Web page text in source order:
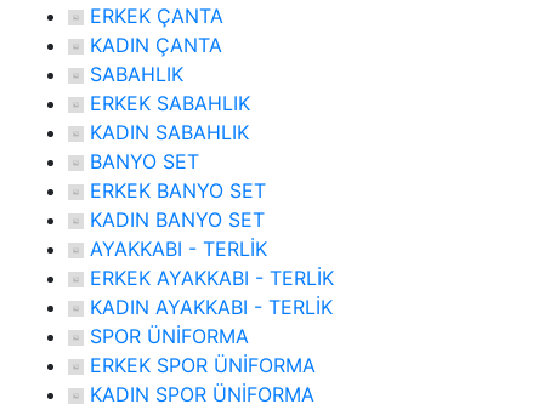
ERKEK ÇANTA
KADIN ÇANTA
SABAHLIK
ERKEK SABAHLIK
KADIN SABAHLIK
BANYO SET
ERKEK BANYO SET
KADIN BANYO SET
AYAKKABI - TERLİK
ERKEK AYAKKABI - TERLİK
KADIN AYAKKABI - TERLİK
SPOR ÜNİFORMA
ERKEK SPOR ÜNİFORMA
KADIN SPOR ÜNİFORMA